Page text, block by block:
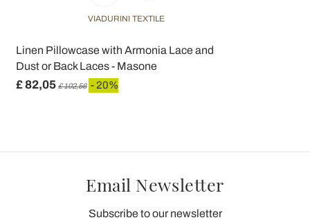
VIADURINI TEXTILE
Linen Pillowcase with Armonia Lace and
Dust or Back Laces - Masone
£ 82,05 £ 102,56 - 20%
Email Newsletter
Subscribe to our newsletter